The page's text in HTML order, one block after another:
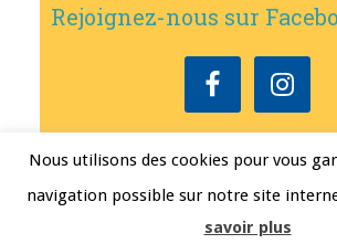
Rejoignez-nous sur
Mairie de Bouxwiller •
Mentions légales
Nous utilisons des cookies pour vous
navigation possible sur notre site
savoir plus